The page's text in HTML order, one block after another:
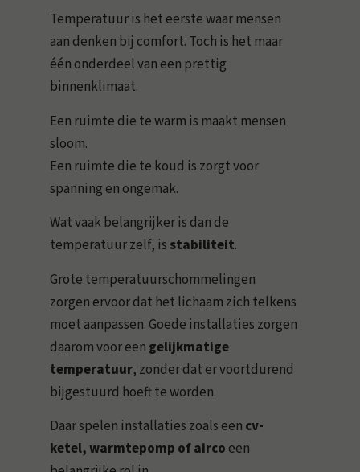
Temperatuur is het eerste waar mensen
aan denken bij comfort. Toch is het maar
één onderdeel van een prettig
binnenklimaat.
Een ruimte die te warm is maakt mensen
sloom.
Een ruimte die te koud is zorgt voor
spanning en ongemak.
Wat vaak belangrijker is dan de
temperatuur zelf, is stabiliteit.
Grote temperatuurschommelingen
zorgen ervoor dat het lichaam zich telkens
moet aanpassen. Goede installaties zorgen
daarom voor een gelijkmatige
temperatuur, zonder dat er voortdurend
bijgestuurd hoeft te worden.
Daar spelen installaties zoals een cv-
ketel, warmtepomp of airco een